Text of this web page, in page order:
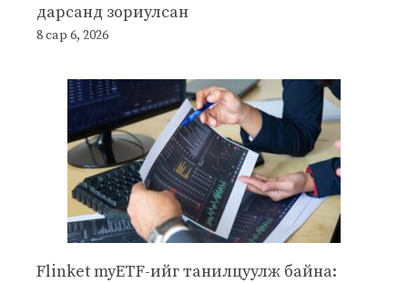
дарсанд зориулсан
8 сар 6, 2026
Flinket myETF-ийг танилцуулж байна: